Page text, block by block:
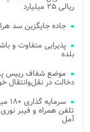
ریالی ۲۵ میلیارد
جاده جایگزین سد
بلده
موضع شفاف رییس
دخالت در نقل‌وانتقال
آمل